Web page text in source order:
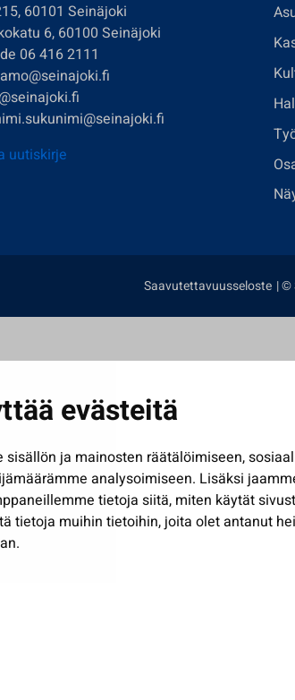
evästeitä
ja mainosten räätälöimiseen,
analysoimiseen. Lisäksi
tietoja siitä, miten käytät
tietoja muihin tietoihin, joita olet antanut
60101 Seinäjoki
6, 60100 Seinäjoki
06 416 2111
uutiskirje
Saavutettavuusseloste | ©